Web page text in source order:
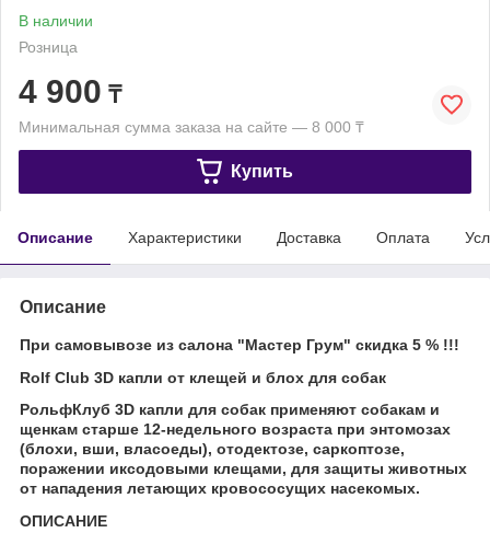
В наличии
Розница
4 900 ₸
Минимальная сумма заказа на сайте — 8 000 ₸
Купить
Описание Характеристики Доставка Оплата
Описание
При самовывозе из салона "Мастер Грум" скидка 5 % !!!
Rolf Club 3D капли от клещей и блох для собак
РольфКлуб 3D капли для собак применяют собакам и
щенкам старше 12-недельного возраста при энтомозах
(блохи, вши, власоеды), отодектозе, саркоптозе,
поражении иксодовыми клещами, для защиты животных
от нападения летающих кровососущих насекомых.
ОПИСАНИЕ